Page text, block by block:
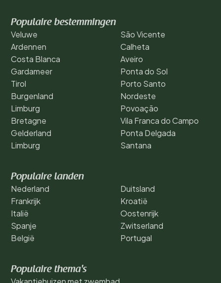
Populaire bestemmingen
Veluwe
Ardennen
Costa Blanca
Gardameer
Tirol
Burgenland
Limburg
Bretagne
Gelderland
Limburg
São Vicente
Calheta
Aveiro
Ponta do Sol
Porto Santo
Nordeste
Povoação
Vila Franca do Campo
Ponta Delgada
Santana
Populaire landen
Nederland
Frankrijk
Italië
Spanje
België
Duitsland
Kroatië
Oostenrijk
Zwitserland
Portugal
Populaire thema's